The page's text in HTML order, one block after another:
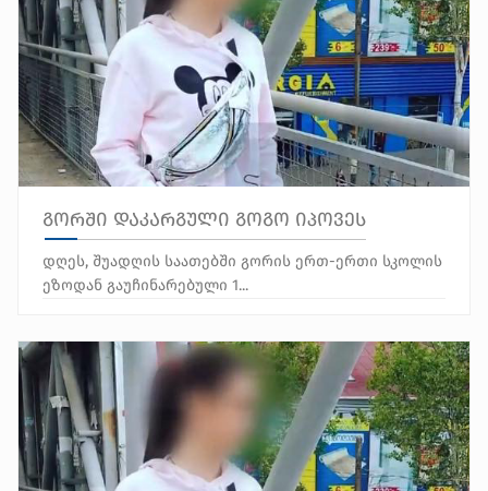
გორში დაკარგული გოგო იპოვეს
დღეს, შუადღის საათებში გორის ერთ-ერთი სკოლის
ეზოდან გაუჩინარებული 1...